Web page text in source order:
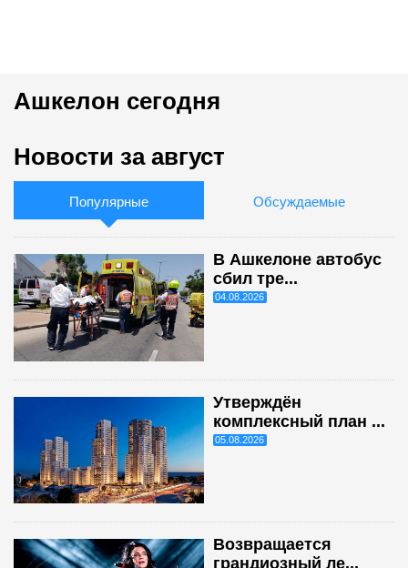
Ашкелон сегодня
Новости за август
Популярные Обсуждаемые
В Ашкелоне автобус
сбил тре...
04.08.2026
Утверждён
комплексный план ...
05.08.2026
Возвращается
грандиозный ле...